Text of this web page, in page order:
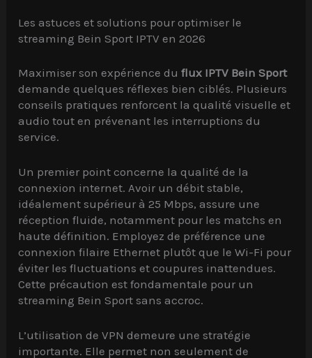
Les astuces et solutions pour optimiser le
streaming Bein Sport IPTV en 2026
Maximiser son expérience duflux IPTV Bein Sport
demande quelques réflexes bien ciblés. Plusieurs
conseils pratiques renforcent la qualité visuelle et
audio tout en prévenant les interruptions du
service.
Un premier point concerne la qualité de la
connexion internet. Avoir un débit stable,
idéalement supérieur à 25 Mbps, assure une
réception fluide, notamment pour les matchs en
haute définition. Employez de préférence une
connexion filaire Ethernet plutôt que le Wi-Fi pour
éviter les fluctuations et coupures inattendues.
Cette précaution est fondamentale pour un
streaming Bein Sport sans accroc.
L’utilisation de VPN demeure une stratégie
importante. Elle permet non seulement de